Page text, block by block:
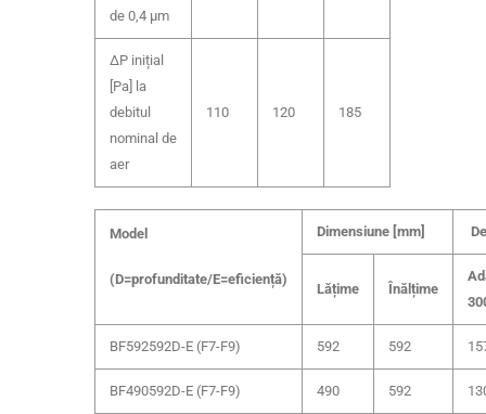
de 0,4 μm
ΔP inițial
[Pa] la
debitul
nominal de
aer
110 120 185
Model
(D=profunditate/E=eficiență)
Dimensiune [mm]
Lățime Înălțime
BF592592D-E (F7-F9) 592 592
BF490592D-E (F7-F9) 490 592